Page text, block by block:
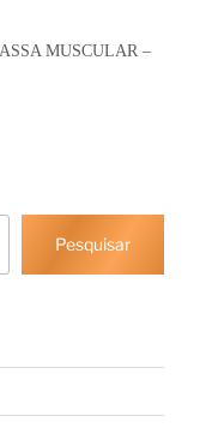
MUSCULAR –
Pesquisar